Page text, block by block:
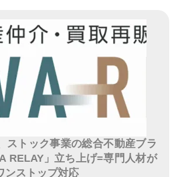
ストック事業の総合不動産ブラ
RELAY」立ち上げ=専門人材が
ンストップ対応